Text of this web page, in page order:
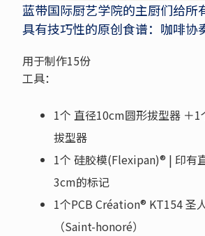
蓝带国际厨艺学院的主厨们给所
具有技巧性的原创食谱：咖啡协
用于制作15份
工具：
1个 直径10cm圆形拔型器 ＋
拔型器
1个 硅胶模(Flexipan)® | 印有
3cm的标记
1个PCB Création® KT154 圣
（Saint-honoré）